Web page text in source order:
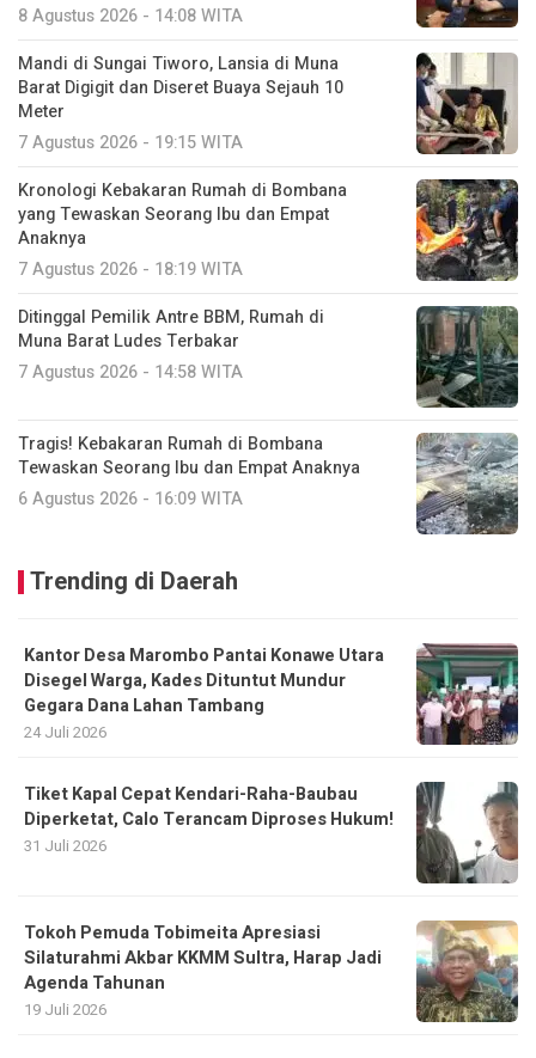
8 Agustus 2026 - 14:08 WITA
Mandi di Sungai Tiworo, Lansia di Muna
Barat Digigit dan Diseret Buaya Sejauh 10
Meter
7 Agustus 2026 - 19:15 WITA
Kronologi Kebakaran Rumah di Bombana
yang Tewaskan Seorang Ibu dan Empat
Anaknya
7 Agustus 2026 - 18:19 WITA
Ditinggal Pemilik Antre BBM, Rumah di
Muna Barat Ludes Terbakar
7 Agustus 2026 - 14:58 WITA
Tragis! Kebakaran Rumah di Bombana
Tewaskan Seorang Ibu dan Empat Anaknya
6 Agustus 2026 - 16:09 WITA
Trending di Daerah
Kantor Desa Marombo Pantai Konawe Utara
Disegel Warga, Kades Dituntut Mundur
Gegara Dana Lahan Tambang
24 Juli 2026
Tiket Kapal Cepat Kendari-Raha-Baubau
Diperketat, Calo Terancam Diproses Hukum!
31 Juli 2026
Tokoh Pemuda Tobimeita Apresiasi
Silaturahmi Akbar KKMM Sultra, Harap Jadi
Agenda Tahunan
19 Juli 2026